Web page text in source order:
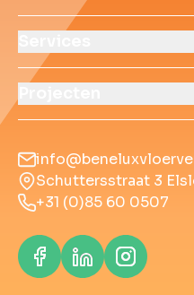
Schuttersstraat 3
+31 (0)85 60 0507